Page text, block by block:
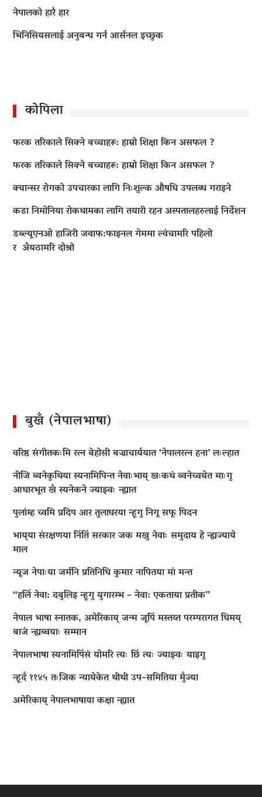
नेपालको हारै हार
भिनिसियसलाई अनुबन्ध गर्न आर्सनल इच्छुक
कोपिला
फरक तरिकाले सिक्ने बच्चाहरू: हाम्रो शिक्षा किन असफल ?
फरक तरिकाले सिक्ने बच्चाहरू: हाम्रो शिक्षा किन असफल ?
क्यान्सर रोगको उपचारका लागि निःशुल्क औषधि उपलब्ध गराइने
कडा निमोनिया रोकथामका लागि तयारी रहन अस्पतालहरुलाई निर्देशन
डब्ल्यूएनओ हाजिरी जवाफ:फाइनल गेममा ल्वंचामरि पहिलो
र अँयठामरि दोश्रो
बुखँ (नेपालभाषा)
वरिष्ठ संगीतकःमि रत्न बेहोसी बज्राचार्ययात ‘नेपालरत्न हना’ लःल्हात
नीजि ब्वनेकुथिया स्यनामिपिन्त नेवाःभाय् खःकथं ब्वनेच्वयेत माःगु
आधारभूत खँ स्यनेकने ज्याझ्वः न्ह्यात
पुलांम्ह च्वमि प्रदिप आर तुलाधरया न्हूगु निगू सफू पिदन
भाय्‌या संरक्षणया निंतिं सरकार जक मखु नेवाः समुदाय हे न्ह्यज्याये
माल
न्यूज नेपाःया जर्मनि प्रतिनिधि कुमार नापितया मां मन्त
“हलिं नेवा: दबुलिइ न्हूगु युगारम्भ – नेवा: एकताया प्रतीक”
नेपाल भाषा स्नातक, अमेरिकाय् जन्म जूपिं मस्तय्त परम्परागत धिमय्
बाजं न्ह्यब्वयाः सम्मान
नेपालभाषा स्यनामिपिंसं योमरि त्यः छिं त्यः ज्याझ्वः याइगु
न्हूदँ ११४५ तःजिक न्यायेकेत थीथी उप–समितिया मुँज्या
अमेरिकाय् नेपालभाषाया कक्षा न्ह्यात